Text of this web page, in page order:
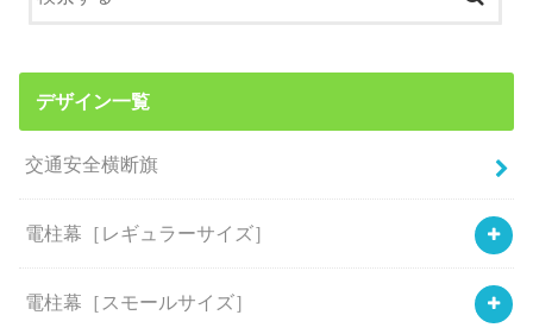
デザイン一覧
交通安全横断旗
電柱幕［レギュラーサイズ］
電柱幕［スモールサイズ］